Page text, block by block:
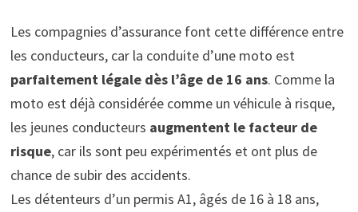
Les compagnies d’assurance font cette différence entre
les conducteurs, car la conduite d’une moto est
parfaitement légale dès l’âge de 16 ans. Comme la
moto est déjà considérée comme un véhicule à risque,
les jeunes conducteurs augmentent le facteur de
risque, car ils sont peu expérimentés et ont plus de
chance de subir des accidents.
Les détenteurs d’un permis A1, âgés de 16 à 18 ans,